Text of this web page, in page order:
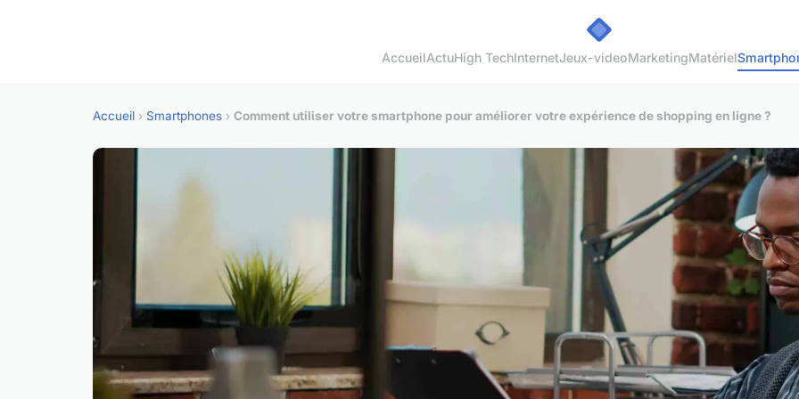
AccueilActuHigh TechInternetJeux-videoMarketingMatériel
Accueil › Smartphones › Comment utiliser votre smartphone pour améliorer votre expérience de shopping en ligne ?